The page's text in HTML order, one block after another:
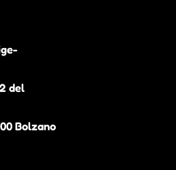
del
Bolzano